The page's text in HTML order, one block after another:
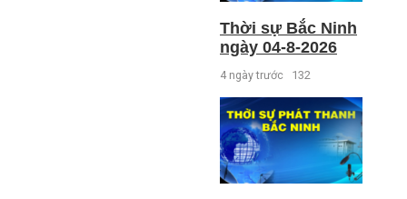
Thời sự Bắc Ninh
ngày 04-8-2026
4 ngày trước 132